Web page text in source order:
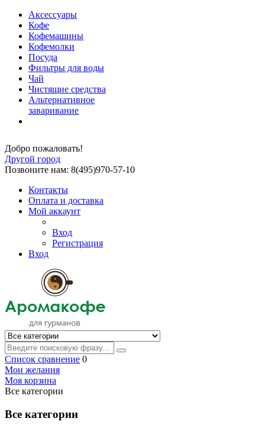
Аксессуары
Кофе
Кофемашины
Кофемолки
Посуда
Фильтры для воды
Чай
Чистящие средства
Альтернативное
заваривание
Добро пожаловать!
Другой город
Позвоните нам: 8(495)970-57-10
Контакты
Оплата и доставка
Мой аккаунт
Вход
Регистрация
Вход
Список сравнение 0
Мои желания
Моя корзина
Все категории
Все категории